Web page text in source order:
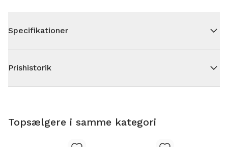
Specifikationer
Prishistorik
Topsælgere i samme kategori